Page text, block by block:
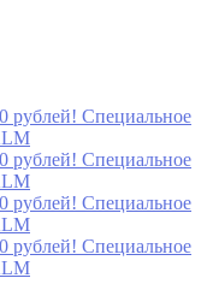
рублей! Специальное
рублей! Специальное
рублей! Специальное
рублей! Специальное